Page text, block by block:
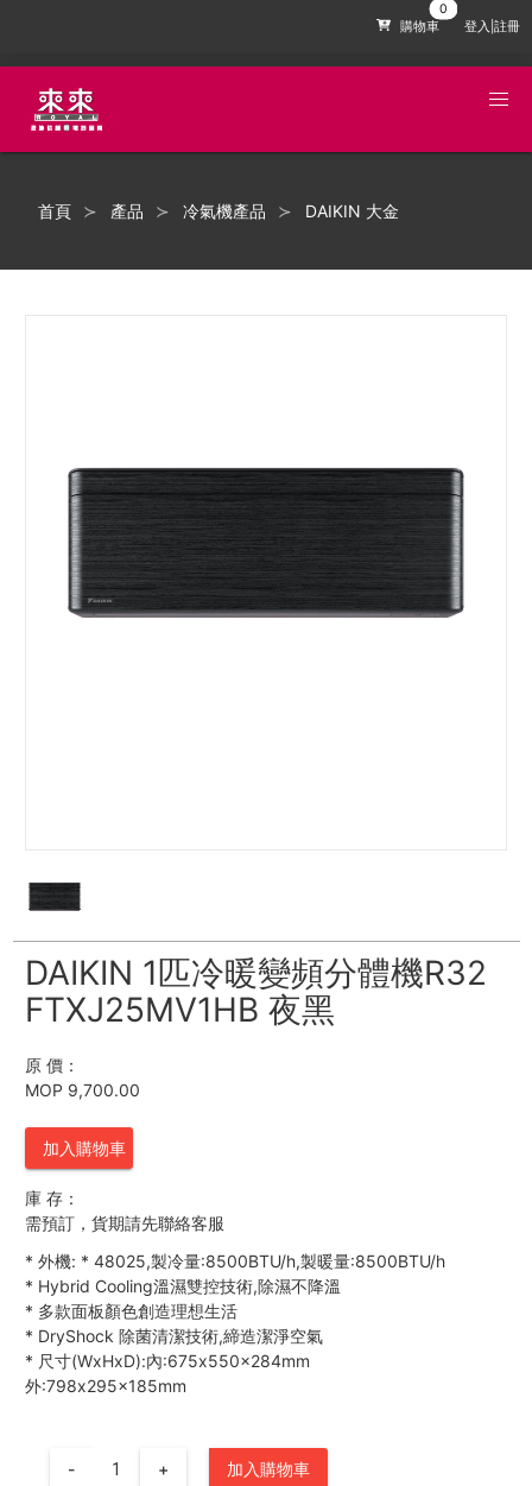
購物車 登入|註冊
首頁 產品 冷氣機產品 DAIKIN 大金
DAIKIN 1匹冷暖變頻分體機R32
FTXJ25MV1HB 夜黑
原 價：
MOP 9,700.00
加入購物車
庫 存：
需預訂，貨期請先聯絡客服
* 外機: * 48025,製冷量:8500BTU/h,製暖量:8500BTU/h
* Hybrid Cooling溫濕雙控技術,除濕不降溫
* 多款面板顏色創造理想生活
* DryShock 除菌清潔技術,締造潔淨空氣
* 尺寸(WxHxD):內:675x550x284mm
外:798x295x185mm
- + 加入購物車